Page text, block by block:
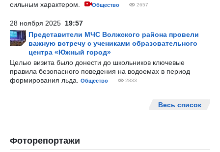
сильным характером.
Общество 2657
28 ноября 2025 19:57
Представители МЧС Волжского района провели
важную встречу с учениками образовательного
центра «Южный город»
Целью визита было донести до школьников ключевые
правила безопасного поведения на водоемах в период
формирования льда.
Общество 2833
Весь список
Фоторепортажи